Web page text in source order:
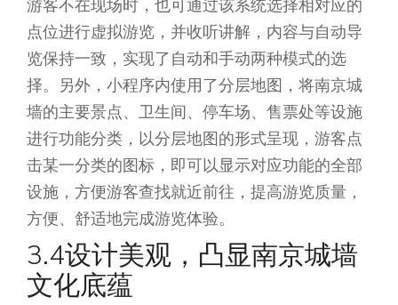
游客不在现场时，也可通过该系统选择相对应的
点位进行虚拟游览，并收听讲解，内容与自动导
览保持一致，实现了自动和手动两种模式的选
择。另外，小程序内使用了分层地图，将南京城
墙的主要景点、卫生间、停车场、售票处等设施
进行功能分类，以分层地图的形式呈现，游客点
击某一分类的图标，即可以显示对应功能的全部
设施，方便游客查找就近前往，提高游览质量，
方便、舒适地完成游览体验。
3.4设计美观，凸显南京城墙
文化底蕴